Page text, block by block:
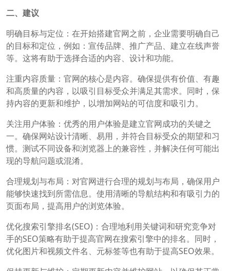
二、建议
明确目标与定位：在开始搭建官网之前，企业需要明确自己
的目标和定位，例如：宣传品牌、推广产品、建立在线声誉
等。这将有助于选择合适的内容、设计和功能。
注重内容质量：官网的核心是内容。确保提供有价值、有趣
和高质量的内容，以吸引目标受众并满足其需求。同时，保
持内容的更新和维护，以增加网站的可信度和吸引力。
关注用户体验：优秀的用户体验是建立官网成功的关键之
一。确保网站设计清晰、易用，并符合目标受众的期望和习
惯。测试不同设备和浏览器上的兼容性，并解决任何可能出
现的导航问题或混淆。
合理规划与布局：对官网进行合理的规划与布局，确保用户
能够快速找到所需信息。使用清晰的导航结构和有吸引力的
页面布局，提高用户的浏览体验。
优化搜索引擎排名(SEO)：合理地利用关键词和研究竞争对
手的SEO策略有助于提高官网在搜索引擎中的排名。同时，
优化图片和视频文件名、元标签等也有助于提高SEO效果。